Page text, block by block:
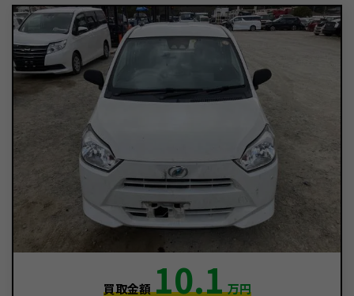
買取金額10.1万円